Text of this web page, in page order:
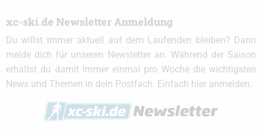
xc-ski.de Newsletter Anmeldung
Du willst immer aktuell auf dem Laufenden bleiben? Dann
melde dich für unseren Newsletter an. Während der Saison
erhältst du damit immer einmal pro Woche die wichtigsten
News und Themen in dein Postfach. Einfach hier anmelden: